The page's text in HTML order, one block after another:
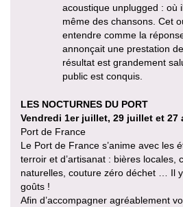
acoustique unplugged : où
même des chansons. Cet
entendre comme la
annonçait une prestation
résultat est grandement
public est conquis.
LES NOCTURNES DU PORT
Vendredi 1er juillet, 29 juillet et 27
Port de France
Le Port de France s’anime avec les
terroir et d’artisanat : bières locales,
naturelles, couture zéro déchet … Il
goûts !
Afin d’accompagner agréablement